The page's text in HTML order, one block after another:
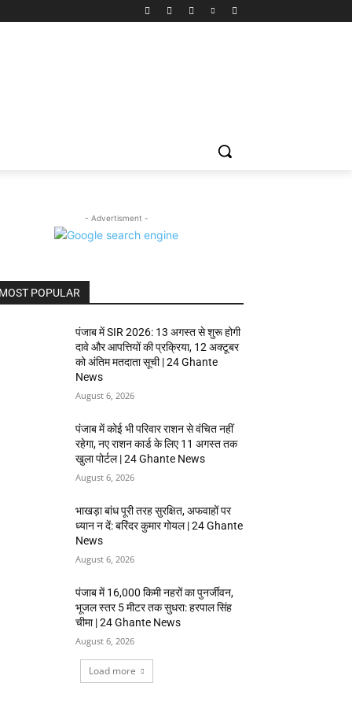
- Advertisment -
MOST POPULAR
पंजाब में SIR 2026: 13 अगस्त से शुरू होगी
दावे और आपत्तियों की प्रक्रिया, 12 अक्टूबर
को अंतिम मतदाता सूची | 24 Ghante
News
August 6, 2026
पंजाब में कोई भी परिवार राशन से वंचित नहीं
रहेगा, नए राशन कार्ड के लिए 11 अगस्त तक
खुला पोर्टल | 24 Ghante News
August 6, 2026
भाखड़ा बांध पूरी तरह सुरक्षित, अफवाहों पर
ध्यान न दें: बरिंदर कुमार गोयल | 24 Ghante
News
August 6, 2026
पंजाब में 16,000 किमी नहरों का पुनर्जीवन,
भूजल स्तर 5 मीटर तक सुधरा: हरपाल सिंह
चीमा | 24 Ghante News
August 6, 2026
Load more